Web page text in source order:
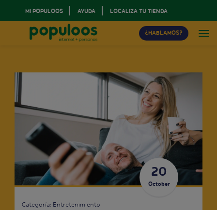
MI POPULOOS AYUDA LOCALIZA TU TIENDA
¿HABLAMOS?
20
October
Categoría: Entretenimiento